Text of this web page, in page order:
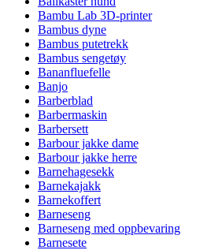
Bambu Lab 3D-printer
Bambus dyne
Bambus putetrekk
Bambus sengetøy
Bananfluefelle
Banjo
Barberblad
Barbermaskin
Barbersett
Barbour jakke dame
Barbour jakke herre
Barnehagesekk
Barnekajakk
Barnekoffert
Barneseng
Barneseng med oppbevaring
Barnesete